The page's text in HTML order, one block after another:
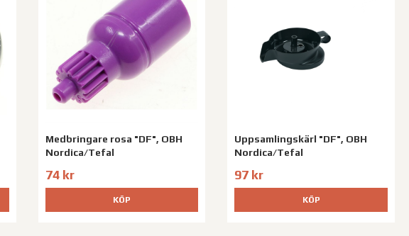
Medbringare rosa "DF", OBH
Nordica/Tefal
74 kr
KÖP
Uppsamlingskärl "DF", OBH
Nordica/Tefal
97 kr
KÖP